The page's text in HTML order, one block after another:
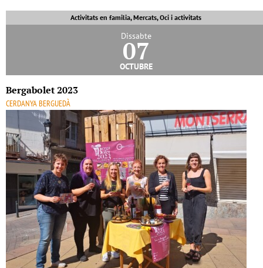
Activitats en familia, Mercats, Oci i activitats
Dissabte
07
octubre
Bergabolet 2023
CERDANYA BERGUEDÀ